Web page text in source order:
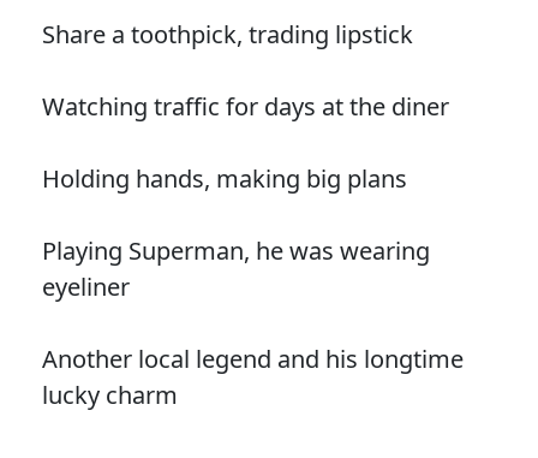
Share a toothpick, trading lipstick
Watching traffic for days at the diner
Holding hands, making big plans
Playing Superman, he was wearing
eyeliner
Another local legend and his longtime
lucky charm